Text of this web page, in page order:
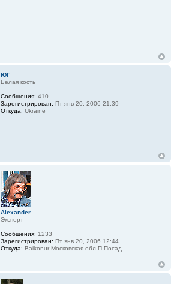
ЮГ
Белая кость
Сообщения: 410
Зарегистрирован: Пт янв 20, 2006 21:39
Откуда: Ukraine
Alexander
Эксперт
Сообщения: 1233
Зарегистрирован: Пт янв 20, 2006 12:44
Откуда: Baikonur-Московская обл.П-Посад